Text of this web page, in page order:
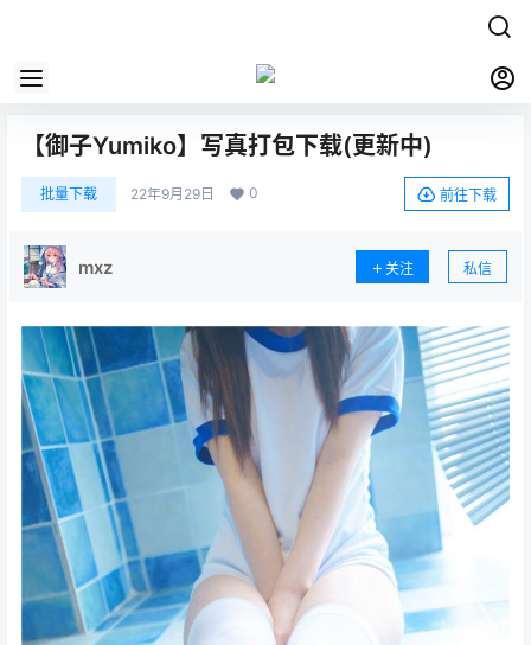
【御子Yumiko】写真打包下载(更新中)
批量下载 22年9月29日 0 前往下载
mxz 关注 私信